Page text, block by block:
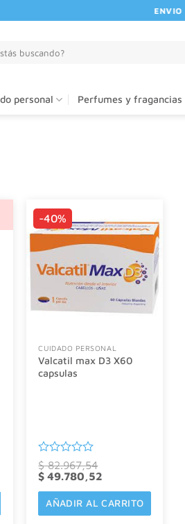
ENVIO
personal Perfumes y fragancias
-40%
CUIDADO PERSONAL
Valcatil max D3 X60
capsulas
Valorado
con
0
$82.967,54
El
precio
original
era:
$ 82.967,54.
$ 49.780,52
actual
es:
$ 49.780,52.
AÑADIR AL CARRITO